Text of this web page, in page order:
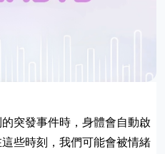
突發事件時，身體會自動啟
些時刻，我們可能會被情緒